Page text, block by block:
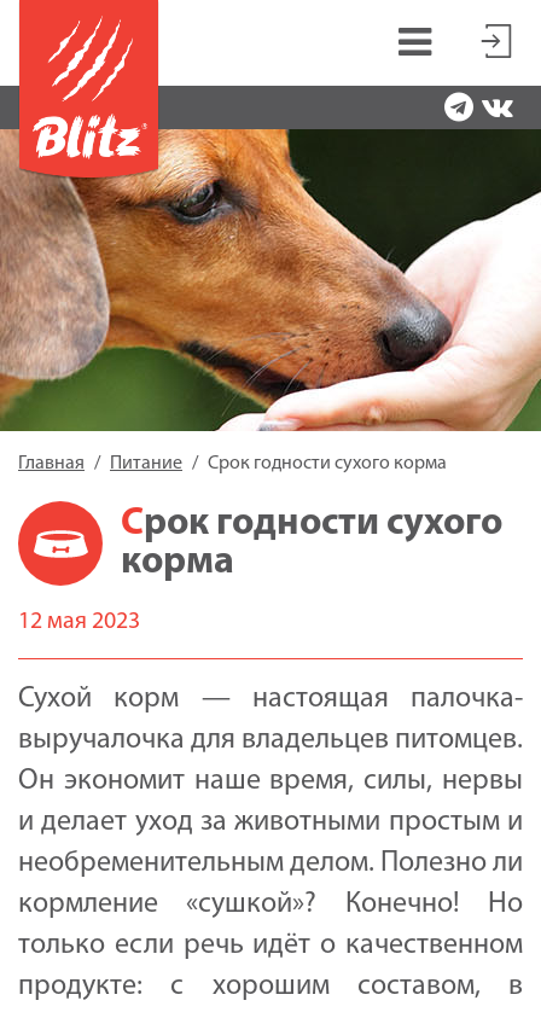
Главная Питание Срок годности сухого корма
Срок годности сухого
корма
12 мая 2023
Сухой корм — настоящая палочка-
выручалочка для владельцев питомцев.
Он экономит наше время, силы, нервы
и делает уход за животными простым и
необременительным делом. Полезно ли
кормление «сушкой»? Конечно! Но
только если речь идёт о качественном
продукте: с хорошим составом, в